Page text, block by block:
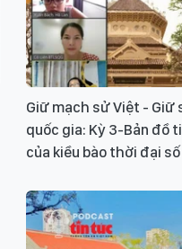
Giữ mạch sử Việt - Giữ
quốc gia: Kỳ 3-Bản đồ
của kiều bào thời đại số